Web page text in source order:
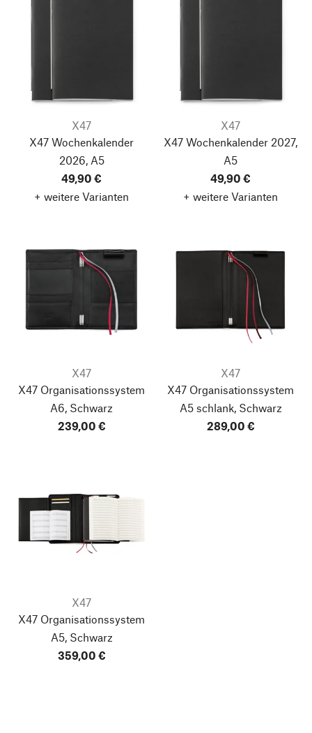
X47
X47 Wochenkalender
2026, A5
49,90 €
+ weitere Varianten
X47
X47 Wochenkalender 2027,
A5
49,90 €
+ weitere Varianten
X47
X47 Organisationssystem
A6, Schwarz
239,00 €
X47
X47 Organisationssystem
A5 schlank, Schwarz
289,00 €
X47
X47 Organisationssystem
A5, Schwarz
359,00 €